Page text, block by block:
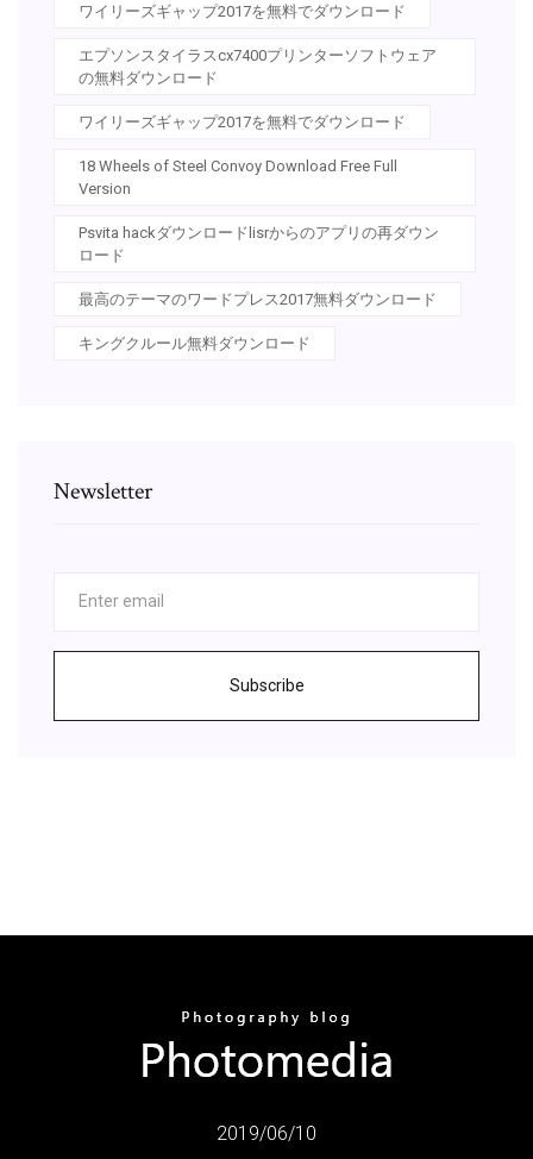
ワイリーズギャップ2017を無料でダウンロード
エプソンスタイラスcx7400プリンターソフトウェア
の無料ダウンロード
ワイリーズギャップ2017を無料でダウンロード
18 Wheels of Steel Convoy Download Free Full
Version
Psvita hackダウンロードlisrからのアプリの再ダウン
ロード
最高のテーマのワードプレス2017無料ダウンロード
キングクルール無料ダウンロード
Newsletter
Subscribe
2019/06/10